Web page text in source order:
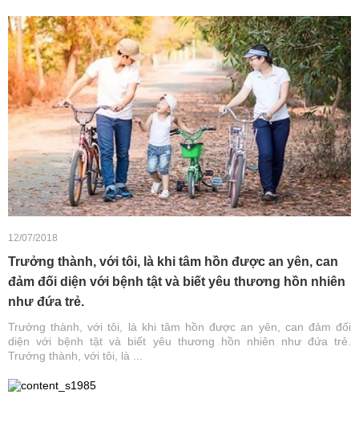
12/07/2018
Trưởng thành, với tôi, là khi tâm hồn được an yên, can
đảm đối diện với bệnh tật và biết yêu thương hồn nhiên
như đứa trẻ.
Trưởng thành, với tôi, là khi tâm hồn được an yên, can đảm đối
diện với bệnh tật và biết yêu thương hồn nhiên như đứa trẻ.
Trưởng thành, với tôi, là ...